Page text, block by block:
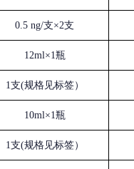
0.5 ng/支×2支
12ml×1瓶
1支(规格见标签）
10ml×1瓶
1支(规格见标签）